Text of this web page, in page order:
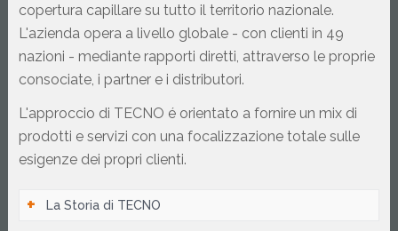
copertura capillare su tutto il territorio nazionale.
L'azienda opera a livello globale - con clienti in 49
nazioni - mediante rapporti diretti, attraverso le proprie
consociate, i partner e i distributori.
L'approccio di TECNO é orientato a fornire un mix di
prodotti e servizi con una focalizzazione totale sulle
esigenze dei propri clienti.
+ La Storia di TECNO